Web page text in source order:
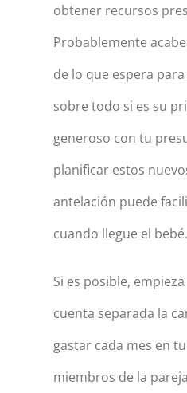
obtener recursos
Probablemente
de lo que espera
sobre todo si es su
generoso con tu
planificar estos
antelación puede
cuando llegue el bebé.
Si es posible,
cuenta separada la
gastar cada mes en
miembros de la